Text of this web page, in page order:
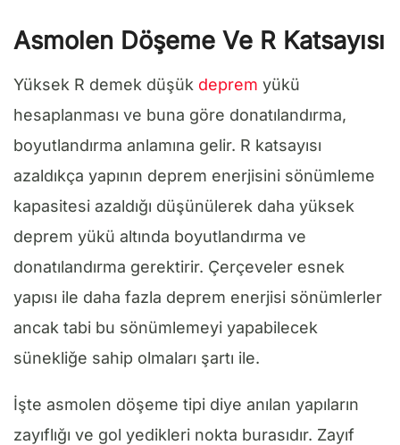
Asmolen Döşeme Ve R Katsayısı
Yüksek R demek düşük deprem yükü
hesaplanması ve buna göre donatılandırma,
boyutlandırma anlamına gelir. R katsayısı
azaldıkça yapının deprem enerjisini sönümleme
kapasitesi azaldığı düşünülerek daha yüksek
deprem yükü altında boyutlandırma ve
donatılandırma gerektirir. Çerçeveler esnek
yapısı ile daha fazla deprem enerjisi sönümlerler
ancak tabi bu sönümlemeyi yapabilecek
sünekliğe sahip olmaları şartı ile.
İşte asmolen döşeme tipi diye anılan yapıların
zayıflığı ve gol yedikleri nokta burasıdır. Zayıf